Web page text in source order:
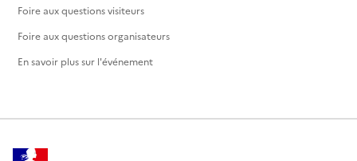
Foire aux questions visiteurs
Foire aux questions organisateurs
En savoir plus sur l'événement